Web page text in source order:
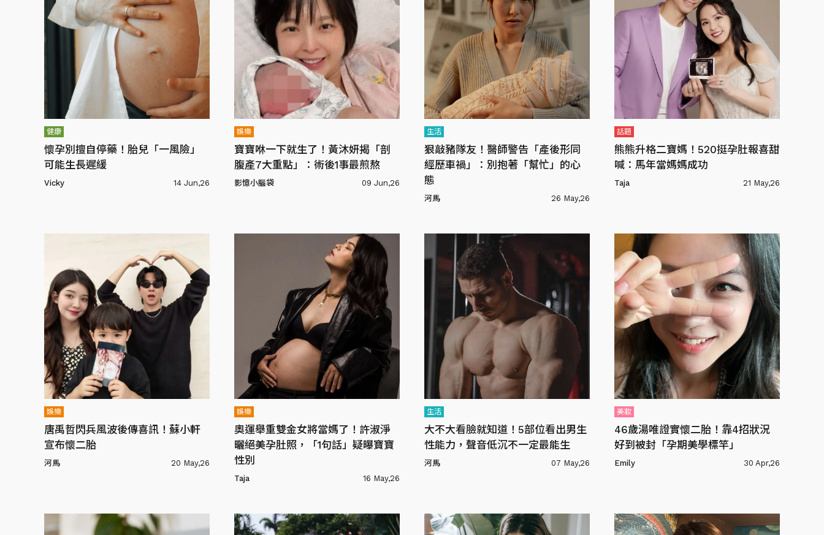
健康
懷孕別擅自停藥！胎兒「一風險」
可能生長遲緩
Vicky 14 Jun,26
娛樂
寶寶咻一下就生了！黃沐妍揭「剖
腹產7大重點」：術後1事最煎熬
影憶小腦袋 09 Jun,26
生活
狠敲豬隊友！醫師警告「產後形同
經歷車禍」：別抱著「幫忙」的心
態
河馬 26 May,26
話題
熊熊升格二寶媽！520挺孕肚報喜甜
喊：馬年當媽媽成功
Taja 21 May,26
娛樂
唐禹哲閃兵風波後傳喜訊！蘇小軒
宣布懷二胎
河馬 20 May,26
娛樂
奧運舉重雙金女將當媽了！許淑淨
曬絕美孕肚照，「1句話」疑曝寶寶
性別
Taja 16 May,26
生活
大不大看臉就知道！5部位看出男生
性能力，聲音低沉不一定最能生
河馬 07 May,26
美妝
46歲湯唯證實懷二胎！靠4招狀況
好到被封「孕期美學標竿」
Emily 30 Apr,26